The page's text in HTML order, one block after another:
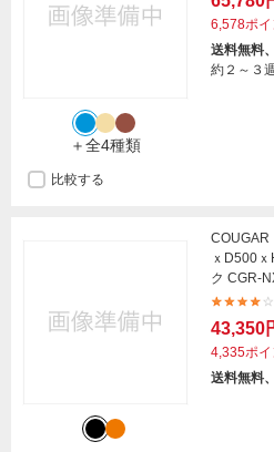
＋全4種類
6,578ポイ
送料無料
約２～３
比較する
ｘD500
ク CGR-
43,350
4,335ポイ
送料無料